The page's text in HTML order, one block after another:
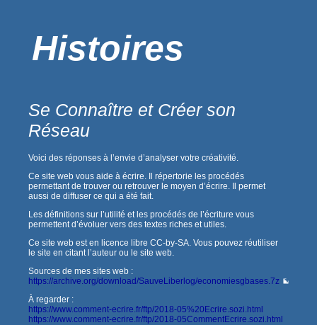
Histoires
Se Connaître et Créer son
Réseau
Voici des réponses à l’envie d’analyser votre créativité.
Ce site web vous aide à écrire. Il répertorie les procédés
permettant de trouver ou retrouver le moyen d’écrire. Il permet
aussi de diffuser ce qui a été fait.
Les définitions sur l’utilité et les procédés de l’écriture vous
permettent d’évoluer vers des textes riches et utiles.
Ce site web est en licence libre CC-by-SA. Vous pouvez réutiliser
le site en citant l’auteur ou le site web.
Sources de mes sites web :
https://archive.org/download/SauveLiberlog/economiesgbases.7z
À regarder :
https://www.comment-ecrire.fr/ftp/2018-05%20Ecrire.sozi.html
https://www.comment-ecrire.fr/ftp/2018-05CommentEcrire.sozi.html